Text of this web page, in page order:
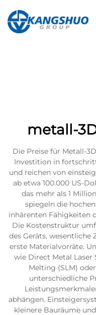
metall-
Die Preise für Metall-
Investition in
und reichen von
ab etwa 100.000 US-
das mehr als 1
spiegeln die
inhärenten Fähigkeiten
Die Kostenstruktur
des Geräts, wesentliche
erste Materialvorräte.
wie Direct Metal Laser
Melting (SLM)
unterschiedliche
abhängen.
kleinere Bauräume